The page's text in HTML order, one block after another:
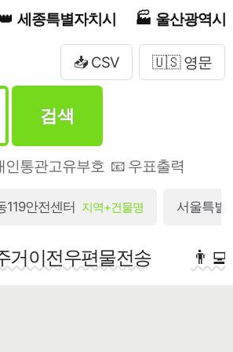
세종특별자치시 울산광역시
📥 CSV 🇺🇸 영문
검색
통관고유부호 📧 우표출력
119안전센터 지역+건물명 서울특별
거이전우편물전송